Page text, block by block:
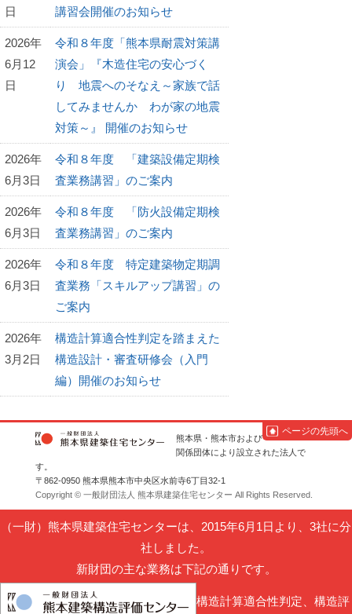
日
講習会開催のお知らせ
2026年
6月12
日
令和８年度「熊本県耐震対策講
演会」『木造住宅の安心づく
り 地震へのそなえ～家族で話
してみませんか わが家の地震
対策～』 開催のお知らせ
2026年
6月3日
令和８年度 「建築設備定期検
査業務講習」のご案内
2026年
6月3日
令和８年度 「防火設備定期検
査業務講習」のご案内
2026年
6月3日
令和８年度 特定建築物定期調
査業務「スキルアップ講習」の
ご案内
2026年
3月2日
構造計算適合性判定を踏まえた
構造設計・審査研修会（入門
編）開催のお知らせ
ページの先頭へ
熊本県・熊本市および
関係団体により設立された法人で
す。
〒862-0950 熊本県熊本市中央区水前寺6丁目32-1
Copyright © 一般財団法人 熊本県建築住宅センター All Rights Reserved.
（一財）熊本県建築住宅センターは、2015年6月1日より、3社に分
社しました。
新財団の主な業務は下記の通りです。
構造計算適合性判定、構造評